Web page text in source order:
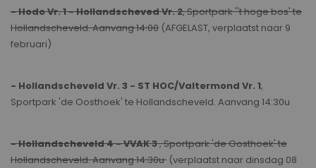
- Hodo Vr. 1 - Hollandscheved Vr. 2, Sportpark ''t hoge bos' te
Hollandscheveld. Aanvang 14:00 (AFGELAST, verplaatst naar 9
februari)
- Hollandscheveld Vr. 3 - ST HOC/Valtermond Vr. 1,
Sportpark 'de Oosthoek' te Hollandscheveld. Aanvang 14:30u
- Hollandscheveld 4 - VVAK 3, Sportpark 'de Oosthoek' te
Hollandscheveld. Aanvang 14:30u (verplaatst naar dinsdag 08